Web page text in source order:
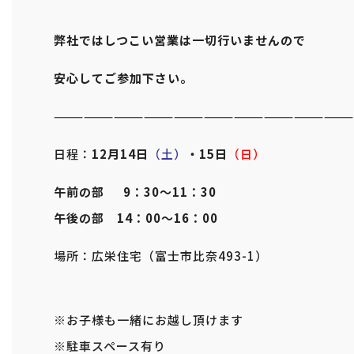
弊社ではしつこい営業は一切行いませんので
安心してご参加下さい。
日程： 12月14日 （土） ・15日 （日）
午前の部 9：30～11：30
午後の部 14：00～16：00
場所：広栄住宅（富士市比奈493-1）
※お子様も一緒にお越し頂けます
※駐車スペース有り